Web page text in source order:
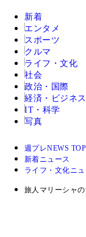
新着
エンタメ
スポーツ
クルマ
ライフ・文化
社会
政治・国際
経済・ビジネス
IT・科学
写真
週プレNEWS TOP
新着ニュース
ライフ・文化ニュ
旅人マリーシャ